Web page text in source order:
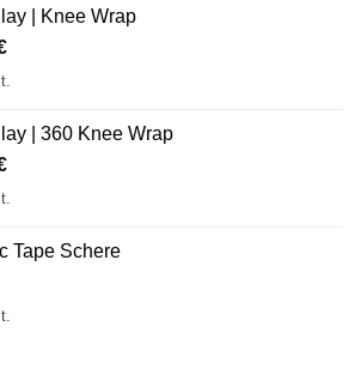
| Knee Wrap
| 360 Knee Wrap
Tape Schere